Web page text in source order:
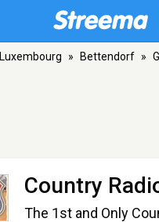
Luxembourg » Bettendorf »
Country
The 1st and Only